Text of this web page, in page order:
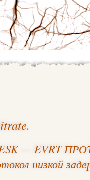
.
— EVRT
низкой